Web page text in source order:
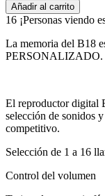
Añadir al carrito
16 ¡Personas viendo
La memoria del B18
PERSONALIZADO.
El reproductor digital
selección de sonidos
competitivo.
Selección de 1 a 16
Control del volumen